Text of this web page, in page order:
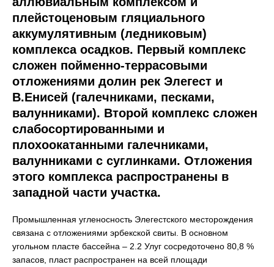
плейстоценовым гляциального
аккумулятивным (ледниковым)
комплекса осадков. Первый комплекс
сложен пойменно-террасовыми
отложениями долин рек Элегест и
В.Енисей (галечниками, песками,
валунниками). Второй комплекс сложен
слабосортированными и
плохоокатанными галечниками,
валунниками с суглинками. Отложения
этого комплекса распространены в
западной части участка.
Промышленная угленосность Элегестского месторождения
связана с отложениями эрбекской свиты. В основном
угольном пласте бассейна – 2.2 Улуг сосредоточено 80,8 %
запасов, пласт распространен на всей площади